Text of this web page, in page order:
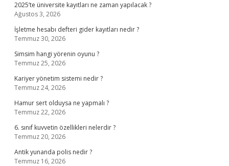
2025’te üniversite kayıtları ne zaman yapılacak ?
Ağustos 3, 2026
İşletme hesabı defteri gider kayıtları nedir ?
Temmuz 30, 2026
Simsim hangi yörenin oyunu ?
Temmuz 25, 2026
Kariyer yönetim sistemi nedir ?
Temmuz 24, 2026
Hamur sert olduysa ne yapmalı ?
Temmuz 22, 2026
6. sınıf kuvvetin özellikleri nelerdir ?
Temmuz 20, 2026
Antik yunanda polis nedir ?
Temmuz 16, 2026